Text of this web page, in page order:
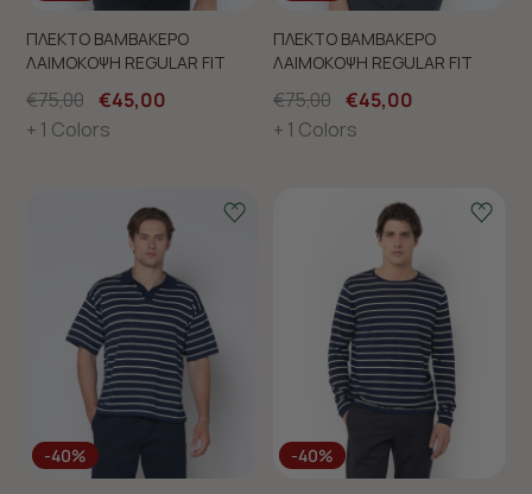
ΠΛΕΚΤΟ ΒΑΜΒΑΚΕΡΟ
ΛΑΙΜΟΚΟΨΗ REGULAR FIT
€75,00 €45,00
+ 1 Colors
ΠΛΕΚΤΟ ΒΑΜΒΑΚΕΡΟ
ΛΑΙΜΟΚΟΨΗ REGULAR FIT
€75,00 €45,00
+ 1 Colors
-40% -40%